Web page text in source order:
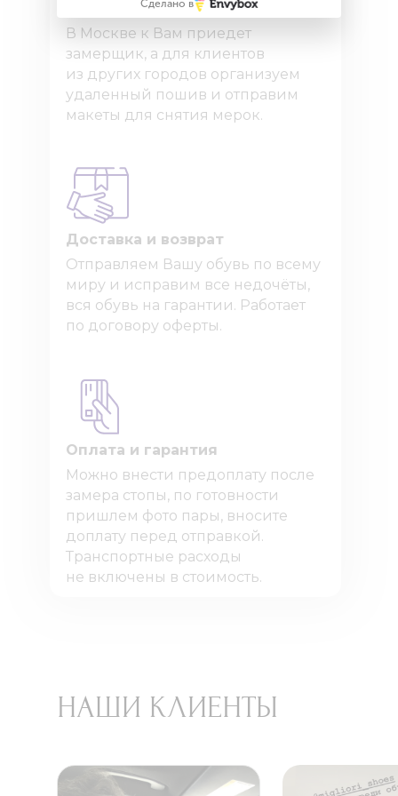
Доставка и возврат
В Москве к Вам приедет
замерщик, а для клиентов
из других городов организуем
удаленный пошив и отправим
макеты для снятия мерок.
Как узнать точный размер?
Отправляем Вашу обувь по всему
миру и исправим все недочёты,
вся обувь на гарантии. Работает
по договору оферты.
Оплата и гарантия
Можно внести предоплату после
замера стопы, по готовности
пришлем фото пары, вносите
доплату перед отправкой.
Транспортные расходы
не включены в стоимость.
НАШИ КЛИЕНТЫ
Сделано в